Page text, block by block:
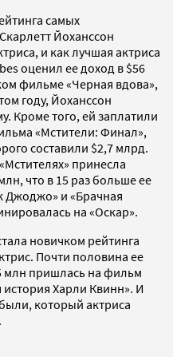
самых
Йоханссон
и как лучшая актриса
оценил ее доход в $56
фильме «Черная вдова»,
году, Йоханссон
Кроме того, ей заплатили
«Мстители: Финал»,
составили $2,7 млрд.
принесла
что в 15 раз больше ее
Джоджо» и «Брачная
на «Оскар».
новичком рейтинга
Почти половина ее
млн пришлась на фильм
Харли Квинн». И
который актриса